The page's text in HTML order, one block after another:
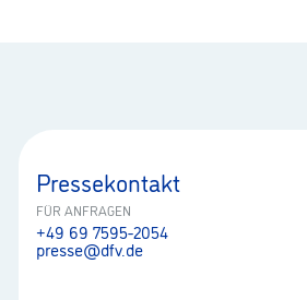
Pressekontakt
FÜR ANFRAGEN
+49 69 7595-2054
presse@dfv.de